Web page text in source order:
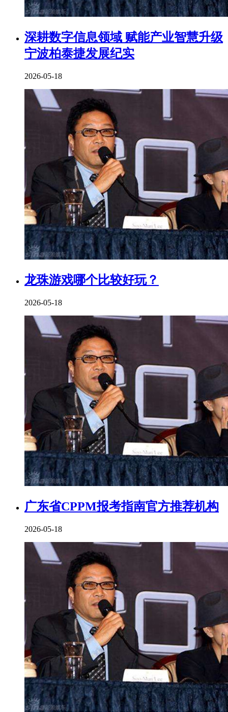
深耕数字信息领域 赋能产业智慧升级
宁波柏泰捷发展纪实
2026-05-18
龙珠游戏哪个比较好玩？
2026-05-18
广东省CPPM报考指南官方推荐机构
2026-05-18